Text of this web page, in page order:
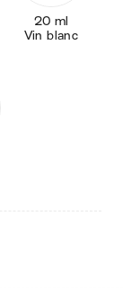
20 ml
Vin blanc